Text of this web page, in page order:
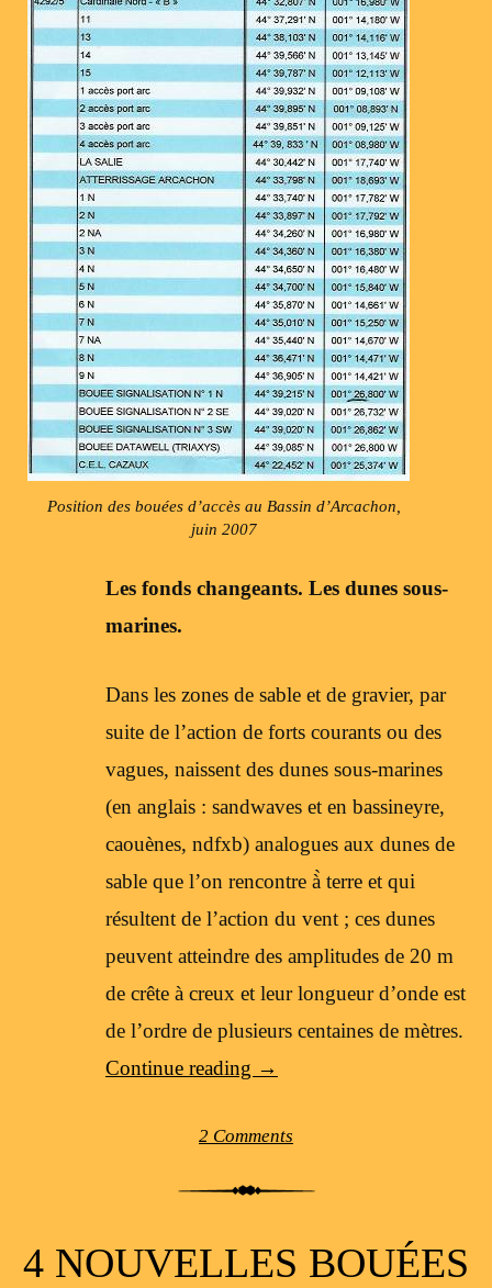
Position des bouées d’accès au Bassin d’Arcachon,
juin 2007
Les fonds changeants. Les dunes sous-
marines.
Dans les zones de sable et de gravier, par
suite de l’action de forts courants ou des
vagues, naissent des dunes sous-marines
(en anglais : sandwaves et en bassineyre,
caouènes, ndfxb) analogues aux dunes de
sable que l’on rencontre à̀ terre et qui
résultent de l’action du vent ; ces dunes
peuvent atteindre des amplitudes de 20 m
de crête à creux et leur longueur d’onde est
de l’ordre de plusieurs centaines de mètres.
Continue reading →
2 Comments
4 NOUVELLES BOUÉES